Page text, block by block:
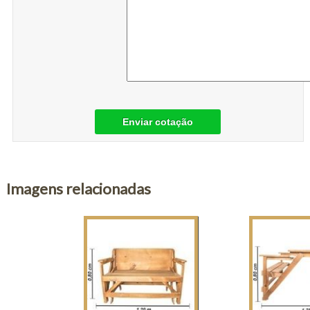
Enviar cotação
Imagens relacionadas